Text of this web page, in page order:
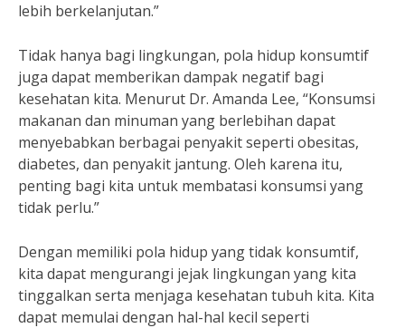
lebih berkelanjutan.”
Tidak hanya bagi lingkungan, pola hidup konsumtif
juga dapat memberikan dampak negatif bagi
kesehatan kita. Menurut Dr. Amanda Lee, “Konsumsi
makanan dan minuman yang berlebihan dapat
menyebabkan berbagai penyakit seperti obesitas,
diabetes, dan penyakit jantung. Oleh karena itu,
penting bagi kita untuk membatasi konsumsi yang
tidak perlu.”
Dengan memiliki pola hidup yang tidak konsumtif,
kita dapat mengurangi jejak lingkungan yang kita
tinggalkan serta menjaga kesehatan tubuh kita. Kita
dapat memulai dengan hal-hal kecil seperti